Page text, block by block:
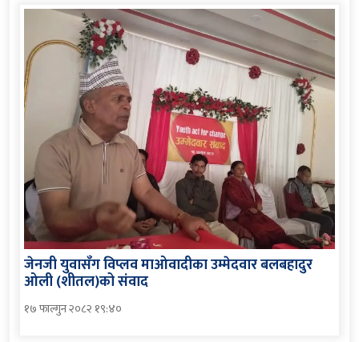
जेनजी युवासँग विप्लव माओवादीका उम्मेदवार बलबहादुर
ओली (शीतल)को संवाद
१७ फाल्गुन २०८२ १९:४०